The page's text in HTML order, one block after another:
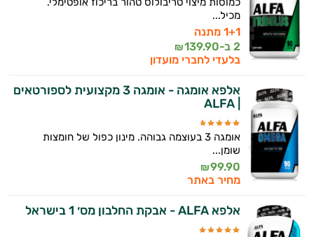
מכיל...
1+1 מתנה
2 ב-
139.90
₪
בלעדי לחברי מועדון
אלפא אומגה - אומגה 3 מקצועית לספורטאים
| ALFA
אומגה 3 בעוצמה גבוהה. מינון כפול של חומצות
שומן...
99.90
₪
מחיר באתר
אלפא ALFA - אבקת החלבון מס׳ 1 בישראל